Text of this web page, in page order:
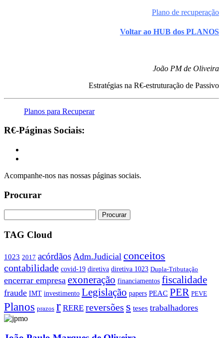
Plano de recuperação
Voltar ao HUB dos PLANOS
João PM de Oliveira
Estratégias na R€-estruturação de Passivo
Planos para Recuperar
R€-Páginas Sociais:
Acompanhe-nos nas nossas páginas sociais.
Procurar
TAG Cloud
1023 2017 acórdãos Adm.Judicial conceitos
contabilidade covid-19 diretiva diretiva 1023 Dupla-Tributação
encerrar empresa exoneração financiamentos fiscalidade
fraude IMT investimento Legislação papers PEAC PER PEVE
Planos prazos r RERE reversões s teses trabalhadores